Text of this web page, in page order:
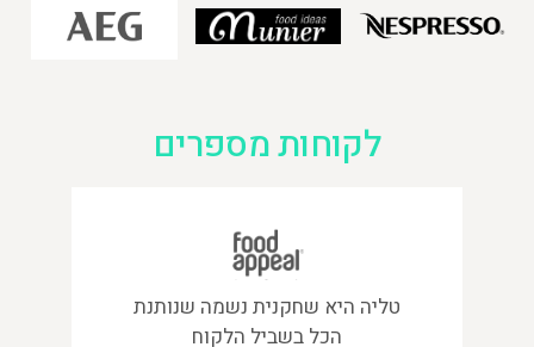
טליה היא שחקנית נשמה שנותנת
הכל בשביל הלקוח
לקוחותמספרים